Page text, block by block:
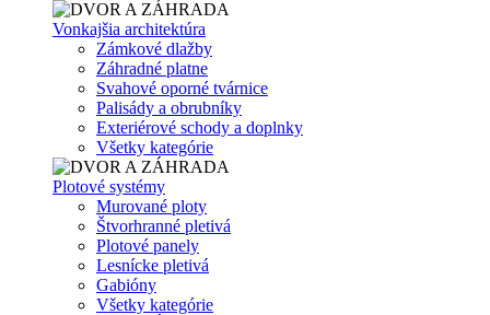
Vonkajšia architektúra
Zámkové dlažby
Záhradné platne
Svahové oporné tvárnice
Palisády a obrubníky
Exteriérové schody a doplnky
Všetky kategórie
Plotové systémy
Murované ploty
Štvorhranné pletivá
Plotové panely
Lesnícke pletivá
Gabióny
Všetky kategórie